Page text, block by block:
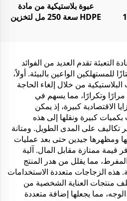
عبوة بلاستيكية من مادة
HDPE سعة 250 مل لتخزين
التعبئة تقدم العديد من الفوائد
للمستهلكين الواعين بالبيئة. أولاً،
من خلال إلغاء الحاجة
وتكرارًا، مما يسهم في
الاقتصادية كبيرة، إذ يمكن
كبيرة ونقلها إلى هذه
تكاليف على المدى الطويل. ومتانة
ومظهرها جيدين حتى بعد عمليات
قيمة ممتازة مقابل المال. آلية
المفرط، مما يقلل من هدر المنتج
هذه الزجاجات متعددة الاستخدامات
منتجات العناية الشخصية من
مما يجعلها إضافة متعددة